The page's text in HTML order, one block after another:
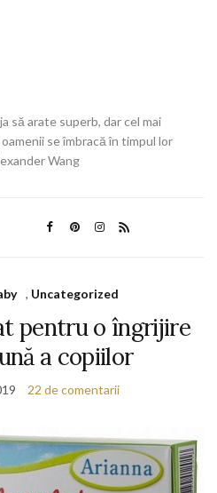
să arate superb, dar cel mai
se îmbracă în timpul lor
Wang
, Uncategorized
pentru o îngrijire
a copiilor
22 de comentarii